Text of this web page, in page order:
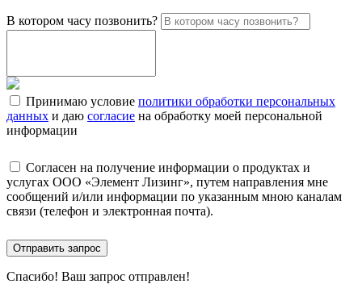
В котором часу позвонить?
Принимаю условие политики обработки персональных
данных и даю согласие на обработку моей персональной
информации
Согласен на получение информации о продуктах и
услугах ООО «Элемент Лизинг», путем направления мне
сообщений и/или информации по указанным мною каналам
связи (телефон и электронная почта).
Отправить запрос
Спасибо! Ваш запрос отправлен!